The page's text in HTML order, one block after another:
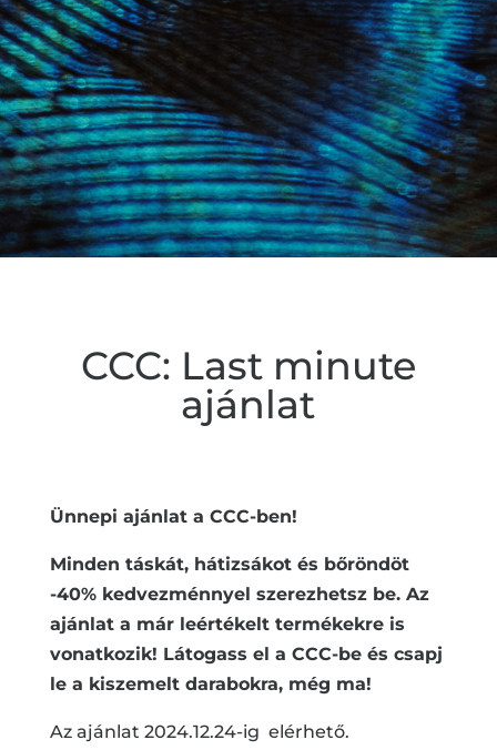
CCC: Last minute
ajánlat
Ünnepi ajánlat a CCC-ben!
Minden táskát, hátizsákot és bőröndöt
-40% kedvezménnyel szerezhetsz be. Az
ajánlat a már leértékelt termékekre is
vonatkozik! Látogass el a CCC-be és csapj
le a kiszemelt darabokra, még ma!
Az ajánlat 2024.12.24-ig elérhető.